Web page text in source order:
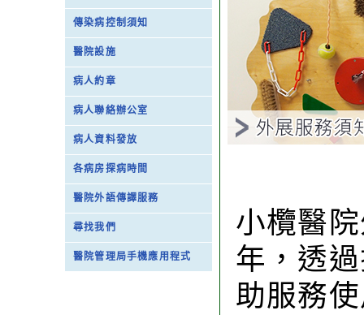
傳染病控制須知
醫院設施
病人約章
病人聯絡辦公室
病人資料發放
各病房探病時間
醫院外語傳譯服務
尋找我們
醫院管理局手機應用程式
小欖醫
年，透
助服務